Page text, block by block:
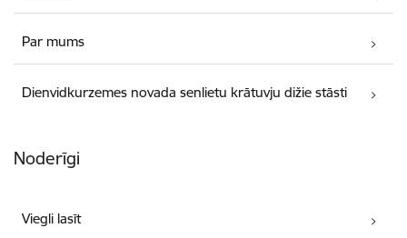
Par mums
Dienvidkurzemes novada senlietu krātuvju dižie stāsti
Noderīgi
Viegli lasīt